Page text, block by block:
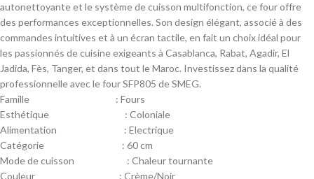
autonettoyante et le système de cuisson multifonction, ce four offre
des performances exceptionnelles. Son design élégant, associé à des
commandes intuitives et à un écran tactile, en fait un choix idéal pour
les passionnés de cuisine exigeants à Casablanca, Rabat, Agadir, El
Jadida, Fès, Tanger, et dans tout le Maroc. Investissez dans la qualité
professionnelle avec le four SFP805 de SMEG.
Famille : Fours
Esthétique : Coloniale
Alimentation : Electrique
Catégorie : 60 cm
Mode de cuisson : Chaleur tournante
Couleur : Crème/Noir